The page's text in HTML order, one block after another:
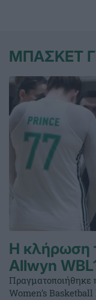
ΜΠΑΣΚΕΤ
Η κλήρωση
Allwyn
Women’s Basketball